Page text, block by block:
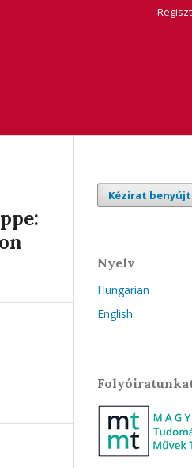
Kézirat
Nyelv
Hungarian
English